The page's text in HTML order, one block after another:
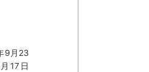
9月23
17日